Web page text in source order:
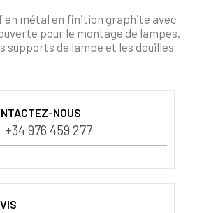
métal en finition graphite avec
pour le montage de lampes.
supports de lampe et les douilles
NOUS
+34 976 459 277